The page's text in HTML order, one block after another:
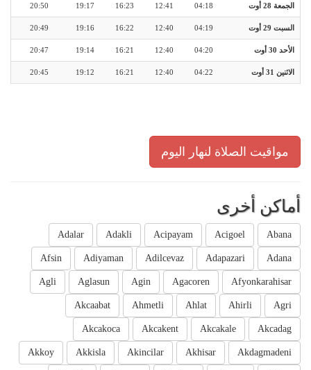
الجمعة 28 أوت 04:18
12:41
16:23
19:17
20:50
السبت 29 أوت 04:19
12:40
16:22
19:16
20:49
الأحد 30 أوت 04:20
12:40
16:21
19:14
20:47
الاثنين 31 أوت 04:22
12:40
16:21
19:12
20:45
مواقيت الصلاة لنهار اليوم
أماكن أخرى
Abana
Acigoel
Acipayam
Adakli
Adalar
Adana
Adapazari
Adilcevaz
Adiyaman
Afsin
Afyonkarahisar
Agacoren
Agin
Aglasun
Agli
Agri
Ahirli
Ahlat
Ahmetli
Akcaabat
Akcadag
Akcakale
Akcakent
Akcakoca
Akdagmadeni
Akhisar
Akincilar
Akkisla
Akkoy